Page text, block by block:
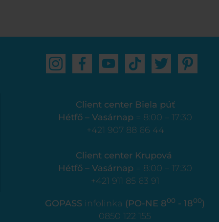
Client center Biela púť
Hétfő – Vasárnap = 8:00 – 17:30
+421 907 88 66 44
Client center Krupová
Hétfő – Vasárnap = 8:00 – 17:30
+421 911 85 63 91
GOPASS infolinka (PO-NE 800 - 1800)
0850 122 155